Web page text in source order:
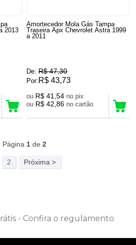
2013
Amortecedor Mola Gás Tampa
Traseira Apx Chevrolet Astra 1999
a 2011
De: R$ 47,30
Por: R$ 43,73
ou R$ 41,54
no pix
ou R$ 42,86 no cartão
Página 1de 2
2 Próxima >